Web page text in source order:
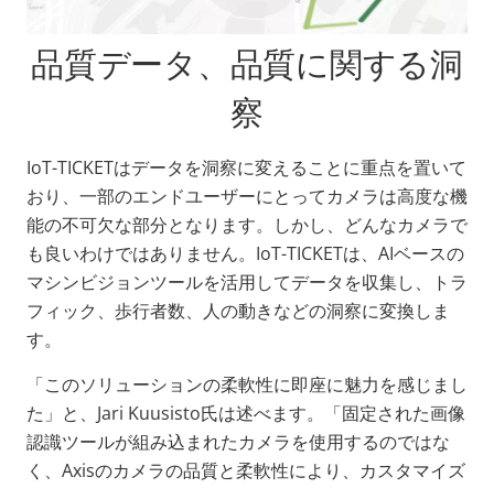
品質データ、品質に関する洞
察
IoT-TICKETはデータを洞察に変えることに重点を置いて
おり、一部のエンドユーザーにとってカメラは高度な機
能の不可欠な部分となります。しかし、どんなカメラで
も良いわけではありません。IoT-TICKETは、AIベースの
マシンビジョンツールを活用してデータを収集し、トラ
フィック、歩行者数、人の動きなどの洞察に変換しま
す。
「このソリューションの柔軟性に即座に魅力を感じまし
た」と、Jari Kuusisto氏は述べます。「固定された画像
認識ツールが組み込まれたカメラを使用するのではな
く、Axisのカメラの品質と柔軟性により、カスタマイズ